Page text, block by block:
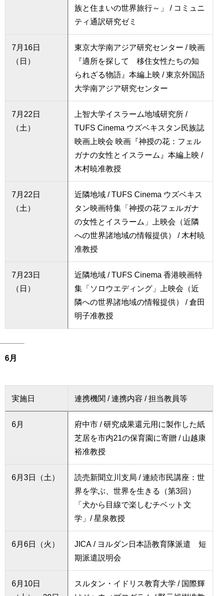
族と住まいの世界旅行～」 / コミュニ
ティ通訳研究ゼミ
7月16日
（日）
東京大学南アジア研究センター / 映画
『適所を探して 移住女性たちの知
られざる物語』本編上映 / 東京外国語
大学南アジア研究センター
7月22日
（土）
上智大学イスラーム地域研究所 /
TUFS Cinema ウズベキスタン民族誌
映画上映会 映画『神授の花：フェル
ガナの女性とイスラーム』本編上映 /
木村暁准教授
7月22日
（土）
近隣地域 / TUFS Cinema ウズベキス
タン映画特集「神授の花フェルガナ
の女性とイスラーム」上映会（近隣
への世界諸地域の情報提供） / 木村暁
准教授
7月23日
（日）
近隣地域 / TUFS Cinema 香港映画特
集「ソロウエディング」上映会（近
隣への世界諸地域の情報提供） / 倉田
明子准教授
6月
実施日 連携機関 / 連携内容 / 担当教員等
6月
府中市 / 研究成果還元用に製作した紙
芝居を市内21の保育園に寄贈 / 山越康
裕准教授
6月3日（土）
読売新聞立川支局 / 連続市民講座：世
界を学ぶ、世界を生きる（第3回）
「犬から目線で楽しむチベット文
学」/ 星泉教授
6月6日（火）
JICA / ヨルダン日本語教育隊派遣 短
期派遣説明会
6月10日
スルタン・イドリス教育大学 / 国際輝